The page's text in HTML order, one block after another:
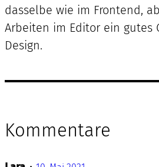
dasselbe wie im Frontend,
Arbeiten im Editor ein gutes
Design.
Kommentare